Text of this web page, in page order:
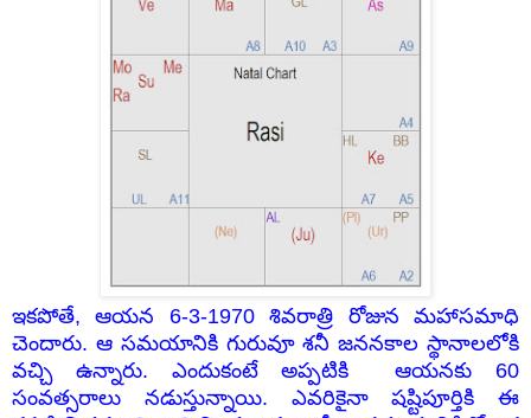
ఇకపోతే, ఆయన 6-3-1970 శివరాత్రి రోజున మహాసమాధి
చెందారు. ఆ సమయానికి గురువూ శనీ జననకాల స్థానాలలోకి
వచ్చి ఉన్నారు. ఎందుకంటే అప్పటికి ఆయనకు 60
సంవత్సరాలు నడుస్తున్నాయి. ఎవరికైనా షష్టిపూర్తికి ఈ